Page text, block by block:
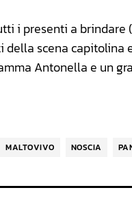
i presenti a
scena capitolina
Antonella e un
MALTOVIVO NOSCIA